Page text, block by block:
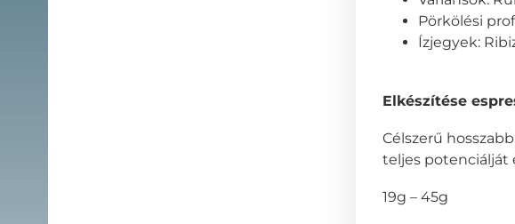
Pörkölési
Ízjegyek:
Elkészítése
Célszerű
teljes potenciálját
19g – 45g